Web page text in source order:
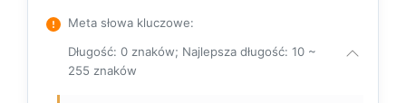
Meta słowa kluczowe:
Długość: 0 znaków; Najlepsza długość: 10 ~
255 znaków